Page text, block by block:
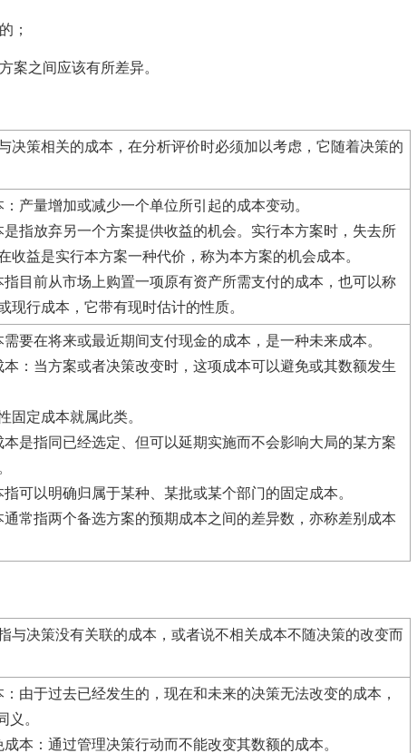
；
案之间应该有所差异。
决策相关的成本，在分析评价时必须加以考虑，它随着决策的
：产量增加或减少一个单位所引起的成本变动。
是指放弃另一个方案提供收益的机会。实行本方案时，失去所
收益是实行本方案一种代价，称为本方案的机会成本。
指目前从市场上购置一项原有资产所需支付的成本，也可以称
现行成本，它带有现时估计的性质。
需要在将来或最近期间支付现金的成本，是一种未来成本。
本：当方案或者决策改变时，这项成本可以避免或其数额发生
固定成本就属此类。
本是指同已经选定、但可以延期实施而不会影响大局的某方案
指可以明确归属于某种、某批或某个部门的固定成本。
通常指两个备选方案的预期成本之间的差异数，亦称差别成本
与决策没有关联的成本，或者说不相关成本不随决策的改变而
：由于过去已经发生的，现在和未来的决策无法改变的成本，
义。
成本：通过管理决策行动而不能改变其数额的成本。